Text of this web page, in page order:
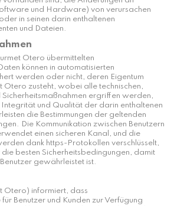
und Hardware) von verursachen
in seinen darin enthaltenen
und Dateien.
Otero übermittelten
können in automatisierten
werden oder nicht, deren Eigentum
Otero zusteht, wobei alle technischen,
ergriffen werden,
und Qualität der darin enthaltenen
die Bestimmungen der geltenden
Die Kommunikation zwischen Benutzern
einen sicheren Kanal, und die
dank https-Protokollen verschlüsselt,
besten Sicherheitsbedingungen, damit
gewährleistet ist.
Otero) informiert, dass
Benutzer und Kunden zur Verfügung